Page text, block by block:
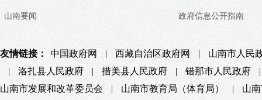
山南要闻 政府信息公开指南
友情链接： 中国政府网 | 西藏自治区政府网 |
山南市人民
|
洛扎县人民政府 | 措美县人民政府 | 错那市人民政府
|
山南市发展和改革委员会
| 山南市教育局（体育局） |
山